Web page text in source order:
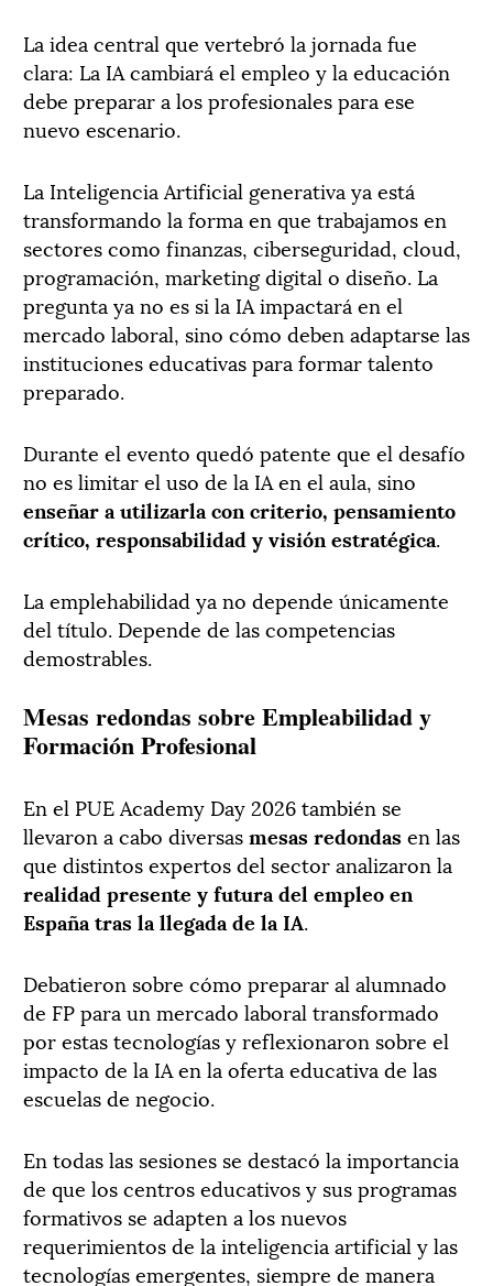
La idea central que vertebró la jornada fue
clara: La IA cambiará el empleo y la educación
debe preparar a los profesionales para ese
nuevo escenario.
La Inteligencia Artificial generativa ya está
transformando la forma en que trabajamos en
sectores como finanzas, ciberseguridad, cloud,
programación, marketing digital o diseño. La
pregunta ya no es si la IA impactará en el
mercado laboral, sino cómo deben adaptarse las
instituciones educativas para formar talento
preparado.
Durante el evento quedó patente que el desafío
no es limitar el uso de la IA en el aula, sino
enseñar a utilizarla con criterio, pensamiento
crítico, responsabilidad y visión estratégica.
La emplehabilidad ya no depende únicamente
del título. Depende de las competencias
demostrables.
Mesas redondas sobre Empleabilidad y
Formación Profesional
En el PUE Academy Day 2026 también se
llevaron a cabo diversasmesas redondasen las
que distintos expertos del sector analizaron la
realidad presente y futura del empleo en
España tras la llegada de la IA.
Debatieron sobre cómo preparar al alumnado
de FP para un mercado laboral transformado
por estas tecnologías y reflexionaron sobre el
impacto de la IA en la oferta educativa de las
escuelas de negocio.
En todas las sesiones se destacó la importancia
de que los centros educativos y sus programas
formativos se adapten a los nuevos
requerimientos de la inteligencia artificial y las
tecnologías emergentes, siempre de manera